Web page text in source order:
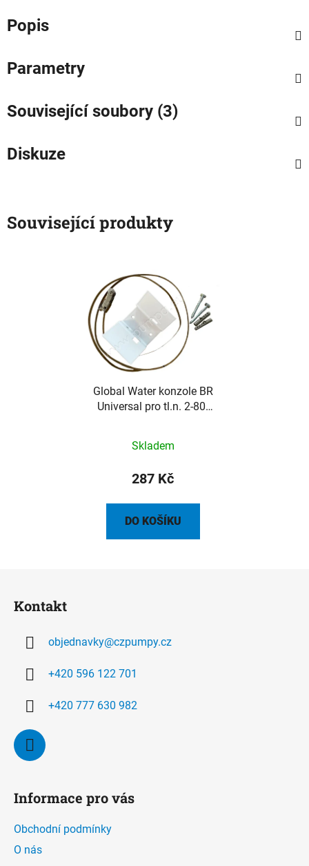
Popis
Parametry
Související soubory (3)
Diskuze
Související produkty
Global Water konzole BR
Universal pro tl.n. 2-80l
Skladem
287 Kč
DO KOŠÍKU
Kontakt
objednavky@czpumpy.cz
+420 596 122 701
+420 777 630 982
Informace pro vás
Obchodní podmínky
O nás